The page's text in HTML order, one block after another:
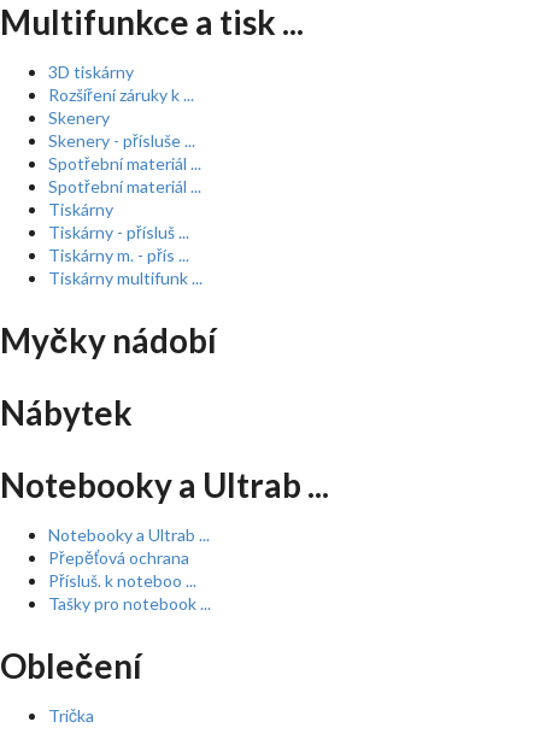
Multifunkce a tisk ...
3D tiskárny
Rozšíření záruky k ...
Skenery
Skenery - přísluše ...
Spotřební materiál ...
Spotřební materiál ...
Tiskárny
Tiskárny - přísluš ...
Tiskárny m. - přís ...
Tiskárny multifunk ...
Myčky nádobí
Nábytek
Notebooky a Ultrab ...
Notebooky a Ultrab ...
Přepěťová ochrana
Přísluš. k noteboo ...
Tašky pro notebook ...
Oblečení
Trička